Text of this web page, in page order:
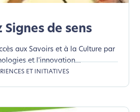
Signes de sens
aux Savoirs et à la Culture par
et l'innovation...
ET INITIATIVES